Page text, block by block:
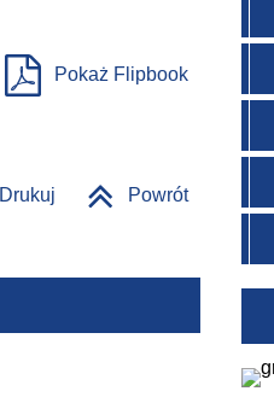
Pokaż Flipbook
Drukuj Powrót